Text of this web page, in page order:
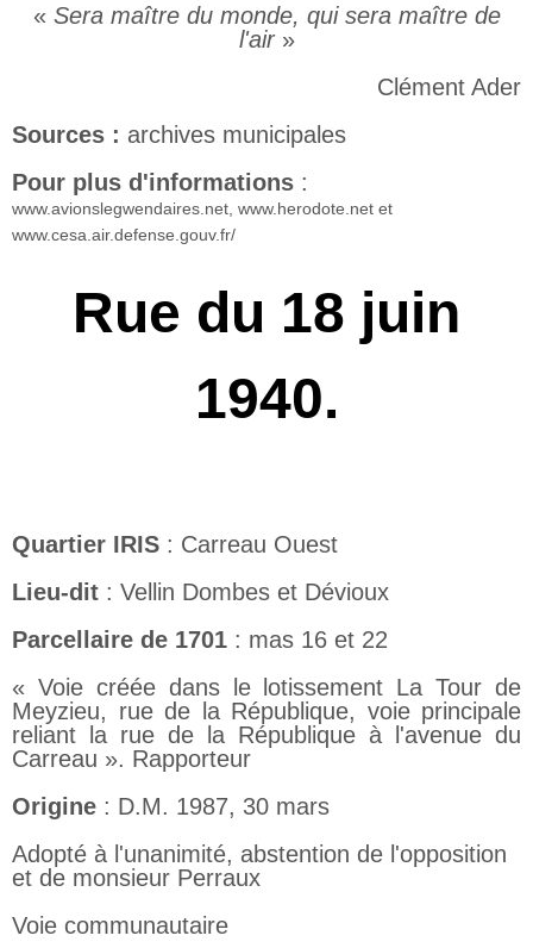
« Sera maître du monde, qui sera maître de
l'air »
Clément Ader
Sources : archives municipales
Pour plus d'informations :
www.avionslegwendaires.net, www.herodote.net et
www.cesa.air.defense.gouv.fr/
Rue du 18 juin
1940.
Quartier IRIS : Carreau Ouest
Lieu-dit : Vellin Dombes et Dévioux
Parcellaire de 1701 : mas 16 et 22
« Voie créée dans le lotissement La Tour de
Meyzieu, rue de la République, voie principale
reliant la rue de la République à l'avenue du
Carreau ». Rapporteur
Origine : D.M. 1987, 30 mars
Adopté à l'unanimité, abstention de l'opposition
et de monsieur Perraux
Voie communautaire